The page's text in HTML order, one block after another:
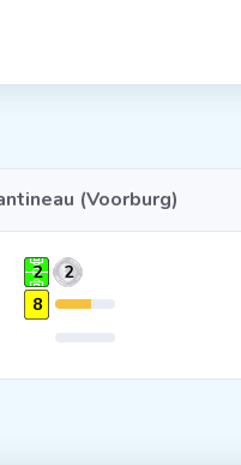
(Voorburg)
2
2
8